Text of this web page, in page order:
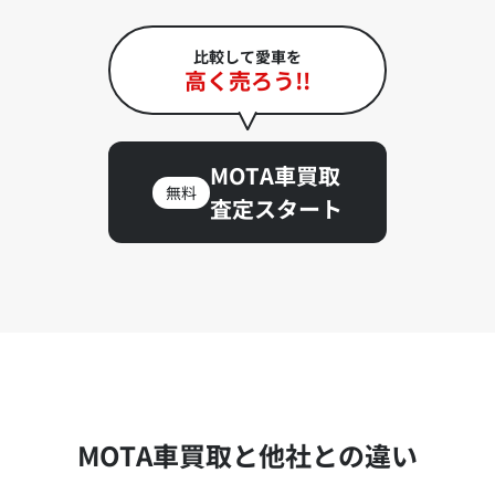
比較して愛車を
高く売ろう!!
無料
MOTA車買取
査定スタート
MOTA車買取と他社との違い